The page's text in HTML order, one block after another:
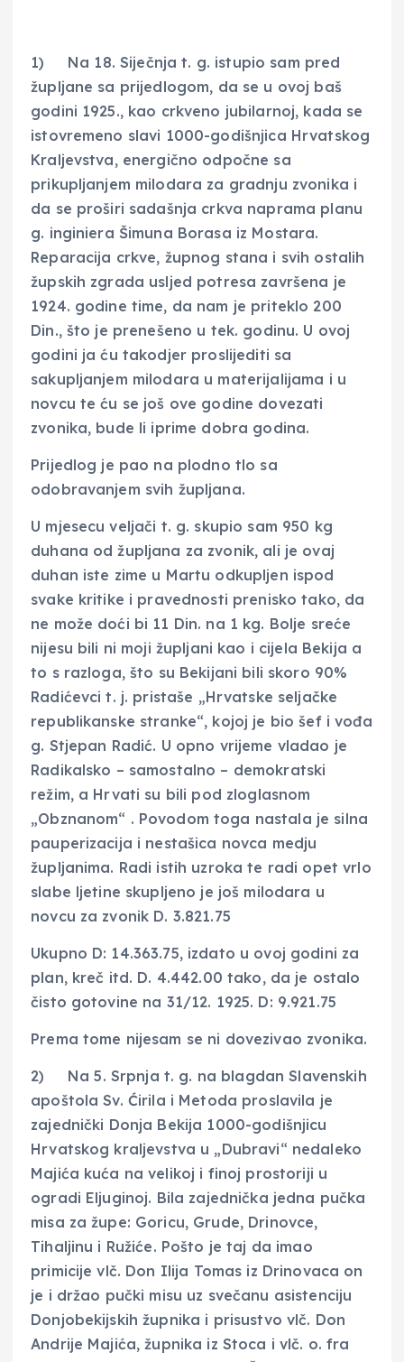
1) Na 18. Siječnja t. g. istupio sam pred
župljane sa prijedlogom, da se u ovoj baš
godini 1925., kao crkveno jubilarnoj, kada se
istovremeno slavi 1000-godišnjica Hrvatskog
Kraljevstva, energično odpočne sa
prikupljanjem milodara za gradnju zvonika i
da se proširi sadašnja crkva naprama planu
g. inginiera Šimuna Borasa iz Mostara.
Reparacija crkve, župnog stana i svih ostalih
župskih zgrada usljed potresa završena je
1924. godine time, da nam je priteklo 200
Din., što je prenešeno u tek. godinu. U ovoj
godini ja ću takodjer proslijediti sa
sakupljanjem milodara u materijalijama i u
novcu te ću se još ove godine dovezati
zvonika, bude li iprime dobra godina.
Prijedlog je pao na plodno tlo sa
odobravanjem svih župljana.
U mjesecu veljači t. g. skupio sam 950 kg
duhana od župljana za zvonik, ali je ovaj
duhan iste zime u Martu odkupljen ispod
svake kritike i pravednosti prenisko tako, da
ne može doći bi 11 Din. na 1 kg. Bolje sreće
nijesu bili ni moji župljani kao i cijela Bekija a
to s razloga, što su Bekijani bili skoro 90%
Radićevci t. j. pristaše „Hrvatske seljačke
republikanske stranke“, kojoj je bio šef i vođa
g. Stjepan Radić. U opno vrijeme vladao je
Radikalsko – samostalno – demokratski
režim, a Hrvati su bili pod zloglasnom
„Obznanom“ . Povodom toga nastala je silna
pauperizacija i nestašica novca medju
župljanima. Radi istih uzroka te radi opet vrlo
slabe ljetine skupljeno je još milodara u
novcu za zvonik D. 3.821.75
Ukupno D: 14.363.75, izdato u ovoj godini za
plan, kreč itd. D. 4.442.00 tako, da je ostalo
čisto gotovine na 31/12. 1925. D: 9.921.75
Prema tome nijesam se ni dovezivao zvonika.
2) Na 5. Srpnja t. g. na blagdan Slavenskih
apoštola Sv. Ćirila i Metoda proslavila je
zajednički Donja Bekija 1000-godišnjicu
Hrvatskog kraljevstva u „Dubravi“ nedaleko
Majića kuća na velikoj i finoj prostoriji u
ogradi Eljuginoj. Bila zajednička jedna pučka
misa za župe: Goricu, Grude, Drinovce,
Tihaljinu i Ružiće. Pošto je taj da imao
primicije vlč. Don Ilija Tomas iz Drinovaca on
je i držao pučki misu uz svečanu asistenciju
Donjobekijskih župnika i prisustvo vlč. Don
Andrije Majića, župnika iz Stoca i vlč. o. fra